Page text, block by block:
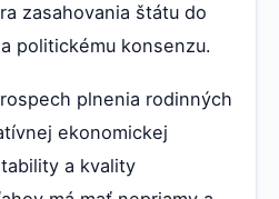
zasahovania štátu do
politickému konsenzu.
plnenia rodinných
ekonomickej
a kvality